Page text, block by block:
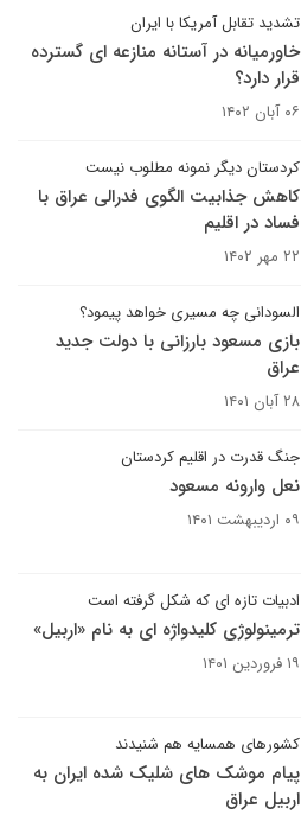
تشدید تقابل آمریکا با ایران
خاورمیانه در آستانه منازعه ای گسترده
قرار دارد؟
۰۶ آبان ۱۴۰۲
کردستان دیگر نمونه مطلوب نیست
کاهش جذابیت الگوی فدرالی عراق با
فساد در اقلیم
۲۲ مهر ۱۴۰۲
السودانی چه مسیری خواهد پیمود؟
بازی مسعود بارزانی با دولت جدید
عراق
۲۸ آبان ۱۴۰۱
جنگ قدرت در اقلیم کردستان
نعل وارونه مسعود
۰۹ اردیبهشت ۱۴۰۱
ادبیات تازه ای که شکل گرفته است
ترمینولوژی کلیدواژه ای به نام «اربیل»
۱۹ فروردین ۱۴۰۱
کشورهای همسایه هم شنیدند
پیام موشک های شلیک شده ایران به
اربیل عراق